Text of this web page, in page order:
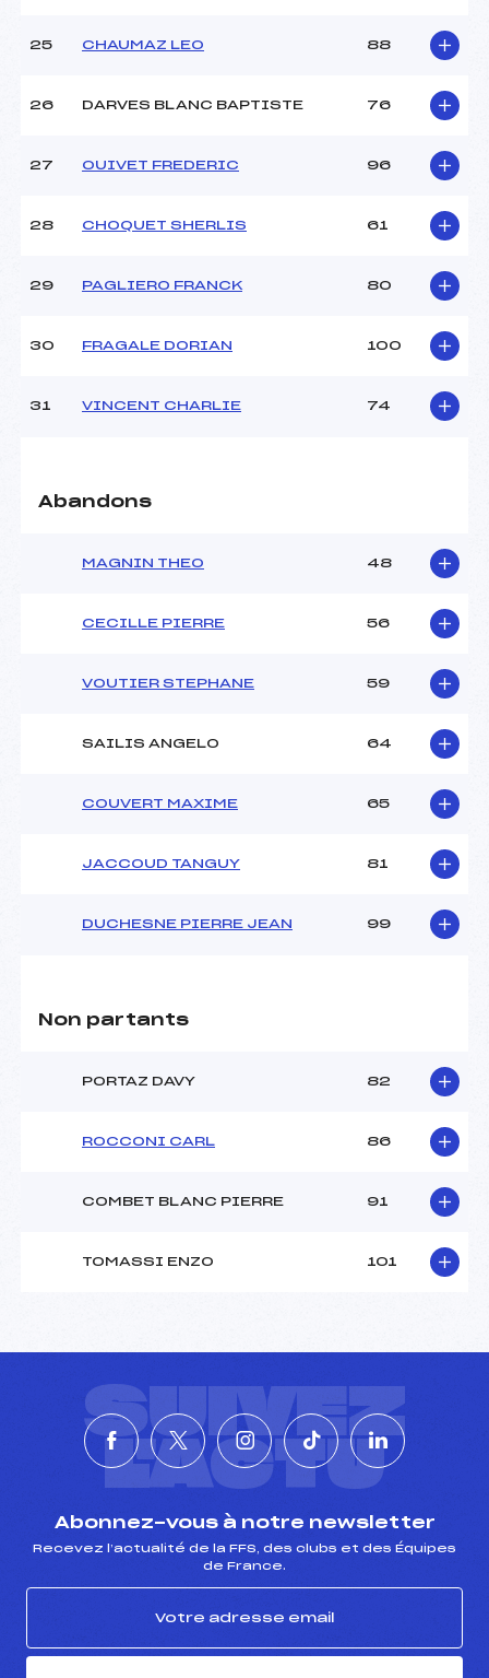
25 CHAUMAZ LEO 88
26 DARVES BLANC BAPTISTE 76
27 OUIVET FREDERIC 96
28 CHOQUET SHERLIS 61
29 PAGLIERO FRANCK 80
30 FRAGALE DORIAN 100
31 VINCENT CHARLIE 74
Abandons
MAGNIN THEO 48
CECILLE PIERRE 56
VOUTIER STEPHANE 59
SAILIS ANGELO 64
COUVERT MAXIME 65
JACCOUD TANGUY 81
DUCHESNE PIERRE JEAN 99
Non partants
PORTAZ DAVY 82
ROCCONI CARL 86
COMBET BLANC PIERRE 91
TOMASSI ENZO 101
SUIVEZ
L'ACTU
Abonnez-vous à notre newsletter
Recevez l’actualité de la FFS, des clubs et des Équipes
de France.